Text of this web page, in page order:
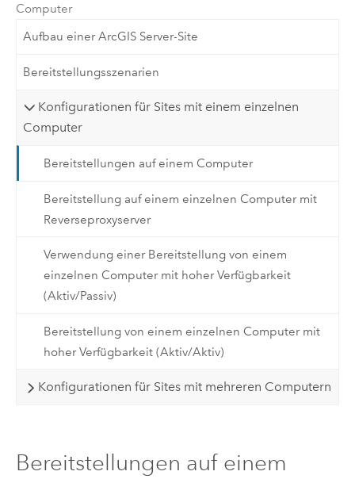
Computer
Aufbau einer ArcGIS Server-Site
Bereitstellungsszenarien
Konfigurationen für Sites mit einem einzelnen
Computer
Bereitstellungen auf einem Computer
Bereitstellung auf einem einzelnen Computer mit
Reverseproxyserver
Verwendung einer Bereitstellung von einem
einzelnen Computer mit hoher Verfügbarkeit
(Aktiv/Passiv)
Bereitstellung von einem einzelnen Computer mit
hoher Verfügbarkeit (Aktiv/Aktiv)
Konfigurationen für Sites mit mehreren Computern
Bereitstellungen auf einem